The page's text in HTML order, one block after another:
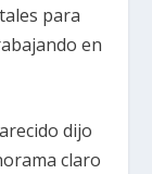
para
en
dijo
claro